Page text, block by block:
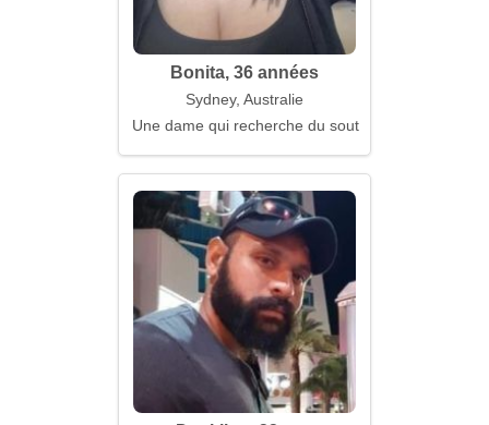
Bonita, 36 années
Sydney, Australie
Une dame qui recherche du soutien et de la